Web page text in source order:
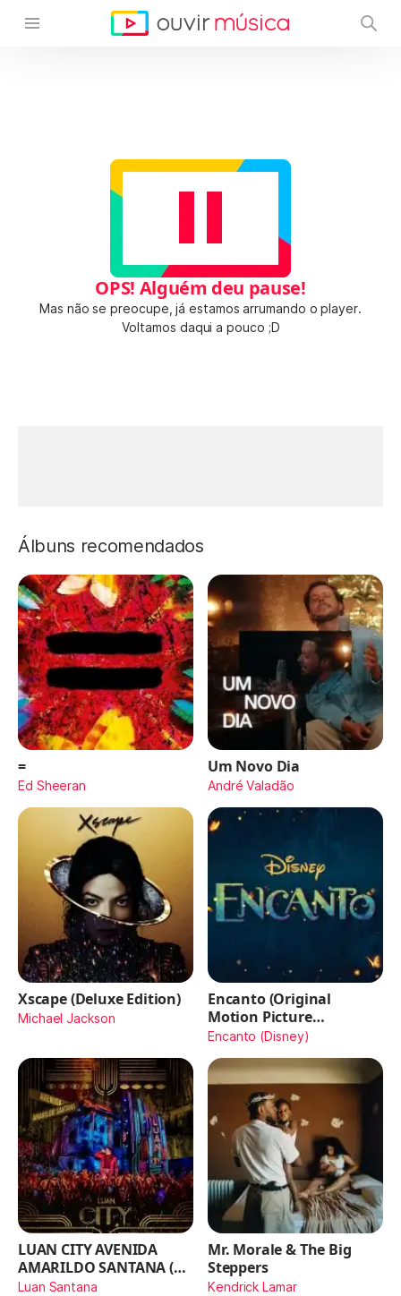
OPS! Alguém deu pause!
Mas não se preocupe, já estamos arrumando o player.
Voltamos daqui a pouco ;D
Álbuns recomendados
=
Ed Sheeran
Um Novo Dia
André Valadão
Xscape (Deluxe Edition)
Michael Jackson
Encanto (Original
Motion Picture
Soundtrack)
Encanto (Disney)
LUAN CITY AVENIDA
AMARILDO SANTANA (Ao
Vivo)
Luan Santana
Mr. Morale & The Big
Steppers
Kendrick Lamar